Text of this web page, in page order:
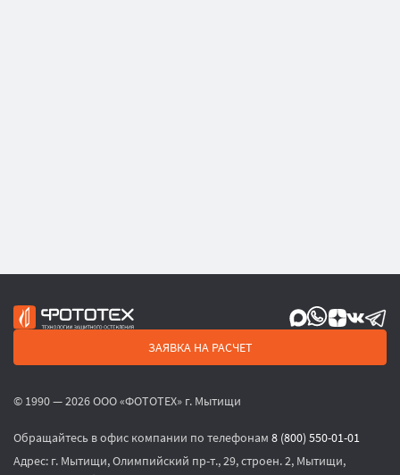
ЗАЯВКА НА РАСЧЕТ
© 1990 — 2026 ООО «ФОТОТЕХ» г. Мытищи
Обращайтесь в офис компании по телефонам 8 (800) 550-01-01
Адрес: г. Мытищи, Олимпийский пр-т., 29, строен. 2, Мытищи,